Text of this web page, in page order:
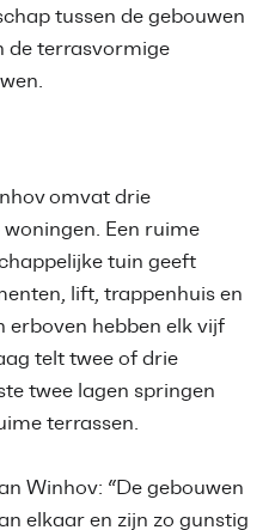
tussen de gebouwen
de terrasvormige
omvat drie
Een ruime
tuin geeft
lift, trappenhuis en
erboven hebben elk vijf
telt twee of drie
twee lagen springen
terrassen.
Winhov: “De gebouwen
elkaar en zijn zo gunstig